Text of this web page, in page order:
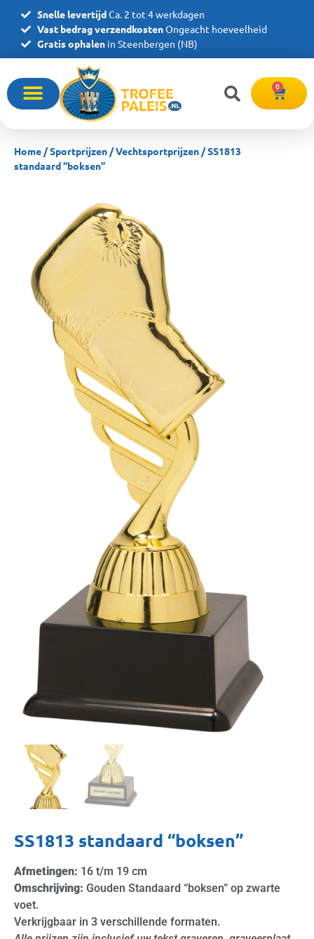
Snelle levertijdCa. 2 tot 4 werkdagen
Vast bedrag verzendkostenOngeacht hoeveelheid
Gratis ophalen in Steenbergen (NB)
0
Home /Sportprijzen /Vechtsportprijzen / SS1813
standaard “boksen”
SS1813 standaard “boksen”
Afmetingen: 16 t/m 19 cm
Omschrijving: Gouden Standaard “boksen” op zwarte
voet.
Verkrijgbaar in 3 verschillende formaten.